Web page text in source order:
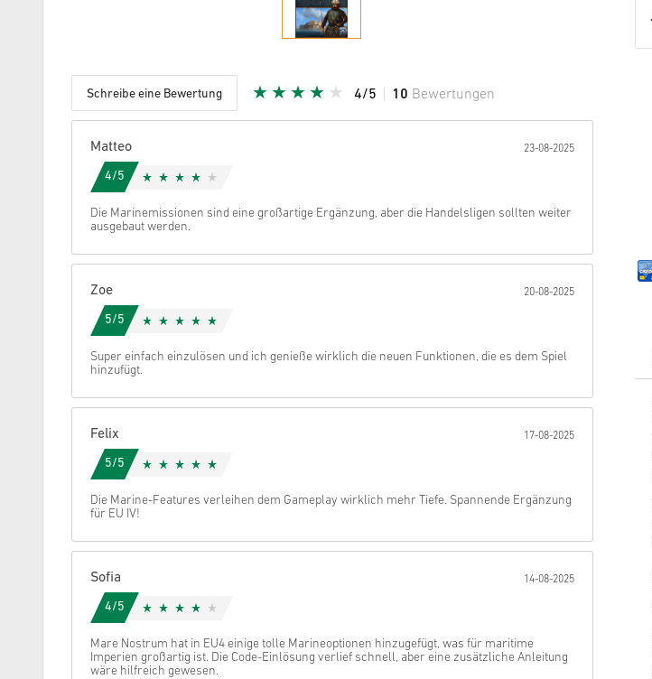
Schreibe eine Bewertung 4/5 10 Bewertungen
Stornieren
Matteo 23-08-2025
4/5
Die Marinemissionen sind eine großartige Ergänzung, aber die Handelsligen sollten weiter
ausgebaut werden.
Zoe 20-08-2025
5/5
Super einfach einzulösen und ich genieße wirklich die neuen Funktionen, die es dem Spiel
hinzufügt.
Felix 17-08-2025
5/5
Die Marine-Features verleihen dem Gameplay wirklich mehr Tiefe. Spannende Ergänzung
für EU IV!
Sofia 14-08-2025
4/5
Mare Nostrum hat in EU4 einige tolle Marineoptionen hinzugefügt, was für maritime
Imperien großartig ist. Die Code-Einlösung verlief schnell, aber eine zusätzliche Anleitung
wäre hilfreich gewesen.